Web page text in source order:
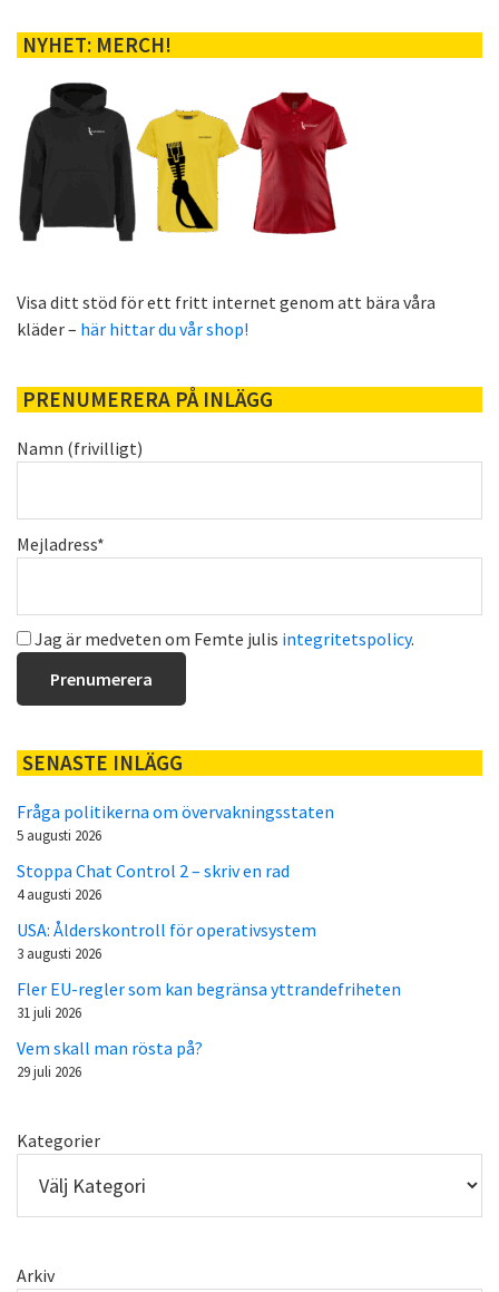
NYHET: MERCH!
Visa ditt stöd för ett fritt internet genom att bära våra
kläder – här hittar du vår shop!
PRENUMERERA PÅ INLÄGG
Namn (frivilligt)
Mejladress*
Jag är medveten om Femte julis integritetspolicy.
SENASTE INLÄGG
Fråga politikerna om övervakningsstaten
5 augusti 2026
Stoppa Chat Control 2 – skriv en rad
4 augusti 2026
USA: Ålderskontroll för operativsystem
3 augusti 2026
Fler EU-regler som kan begränsa yttrandefriheten
31 juli 2026
Vem skall man rösta på?
29 juli 2026
Kategorier
Arkiv